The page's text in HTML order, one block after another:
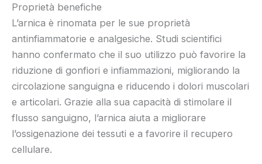
Proprietà benefiche
L’arnica è rinomata per le sue proprietà
antinfiammatorie e analgesiche. Studi scientifici
hanno confermato che il suo utilizzo può favorire la
riduzione di gonfiori e infiammazioni, migliorando la
circolazione sanguigna e riducendo i dolori muscolari
e articolari. Grazie alla sua capacità di stimolare il
flusso sanguigno, l’arnica aiuta a migliorare
l’ossigenazione dei tessuti e a favorire il recupero
cellulare.